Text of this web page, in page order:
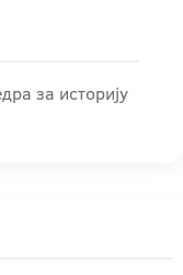
за историју